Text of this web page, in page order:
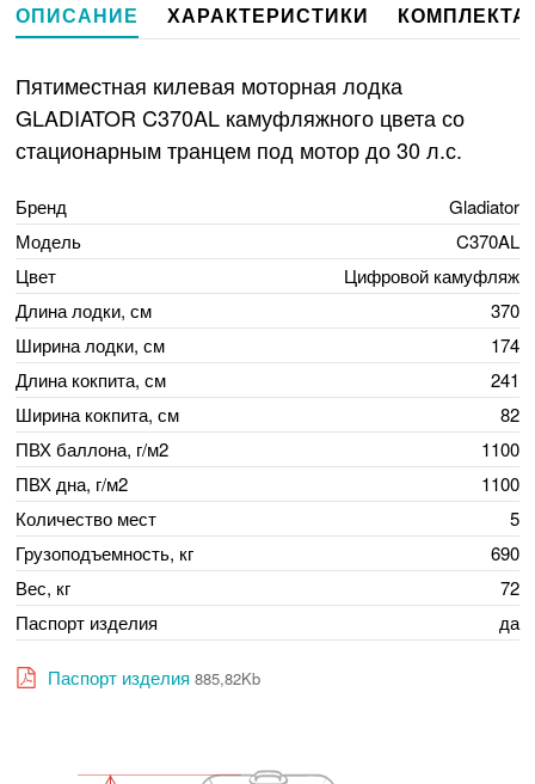
ОПИСАНИЕ ХАРАКТЕРИСТИКИ
Пятиместная килевая моторная лодка
GLADIATOR C370AL камуфляжного цвета со
стационарным транцем под мотор до 30 л.с.
Бренд
Gladiator
Модель
C370AL
Цвет
Цифровой камуфляж
Длина лодки, см
370
Ширина лодки, см
174
Длина кокпита, см
241
Ширина кокпита, см
82
ПВХ баллона, г/м2
1100
ПВХ дна, г/м2
1100
Количество мест
5
Грузоподъемность, кг
690
Вес, кг
72
Паспорт изделия
да
Паспорт изделия 885,82Kb